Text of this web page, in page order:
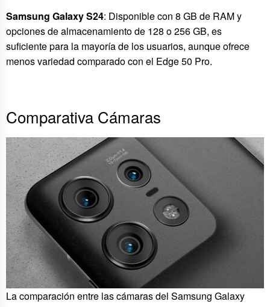
Samsung Galaxy S24: Disponible con 8 GB de RAM y
opciones de almacenamiento de 128 o 256 GB, es
suficiente para la mayoría de los usuarios, aunque ofrece
menos variedad comparado con el Edge 50 Pro.
Comparativa Cámaras
La comparación entre las cámaras del Samsung Galaxy